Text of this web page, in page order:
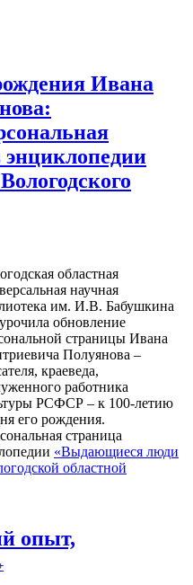
Ивана
энциклопедии
областная
научная
им. И.В. Бабушкина
обновление
страницы Ивана
Полуянова –
краеведа,
работника
РСФСР – к 100‑летию
его рождения.
страница
«Выдающиеся люди
областной
опыт,